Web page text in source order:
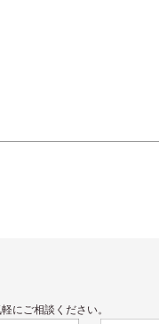
にご相談ください。